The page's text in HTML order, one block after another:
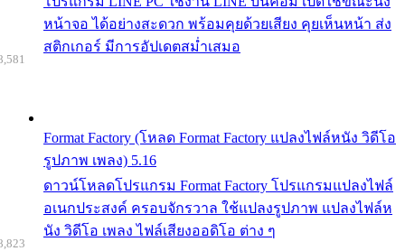
หน้าจอ ได้อย่างสะดวก พร้อมคุยด้วยเสียง คุยเห็นหน้า ส่ง
สติกเกอร์ มีการอัปเดตสม่ำเสมอ
Format Factory (โหลด Format Factory แปลงไฟล์หนัง วิดีโอ
รูปภาพ เพลง) 5.16
ดาวน์โหลดโปรแกรม Format Factory โปรแกรมแปลงไฟล์
อเนกประสงค์ ครอบจักรวาล ใช้แปลงรูปภาพ แปลงไฟล์ห
นัง วิดีโอ เพลง ไฟล์เสียงออดิโอ ต่าง ๆ